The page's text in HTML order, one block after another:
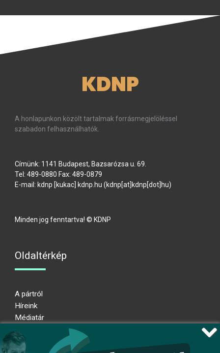
KDNP
A honlapunkon közölt tartalmak forrásmegjelöléssel
szabadon felhasználhatók.
Címünk: 1141 Budapest, Bazsarózsa u. 69.
Tel: 489-0880 Fax: 489-0879
E-mail: kdnp [kukac] kdnp.hu (kdnp[at]kdnp[dot]hu)
Minden jog fenntartva! © KDNP
Oldaltérkép
A pártról
Híreink
Médiatár
Adatkezelési nyilatkozat